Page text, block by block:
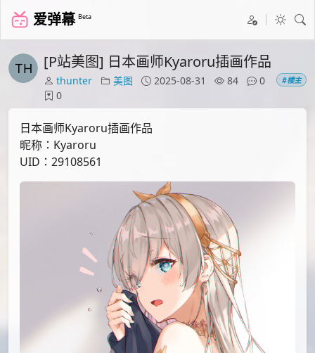
爱弹幕 Beta
[P站美图] 日本画师Kyaroru插画作品
thunter 美图 2025-08-31 84
0
0
#楼主
日本画师Kyaroru插画作品
昵称：Kyaroru
UID：29108561